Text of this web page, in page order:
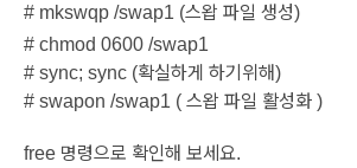
# mkswqp /swap1 (스왑 파일 생성)
# chmod 0600 /swap1
# sync; sync (확실하게 하기위해)
# swapon /swap1 ( 스왑 파일 활성화 )
free 명령으로 확인해 보세요.